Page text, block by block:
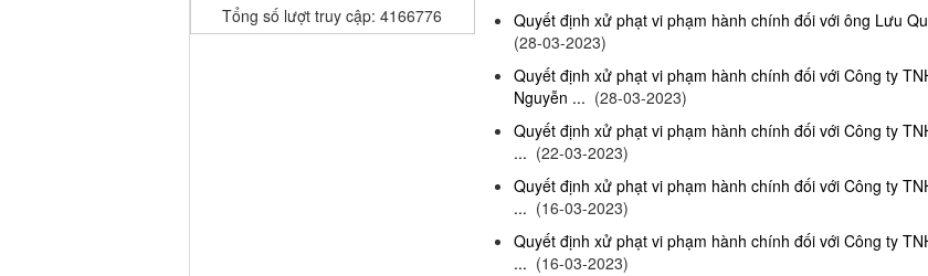
Tổng số lượt truy cập: 4166776
Quyết định xử phạt vi phạm hành chính đối với ông Lưu
(28-03-2023)
Quyết định xử phạt vi phạm hành chính đối với Công ty
Nguyễn ... (28-03-2023)
Quyết định xử phạt vi phạm hành chính đối với Công ty
... (22-03-2023)
Quyết định xử phạt vi phạm hành chính đối với Công ty
... (16-03-2023)
Quyết định xử phạt vi phạm hành chính đối với Công ty
... (16-03-2023)